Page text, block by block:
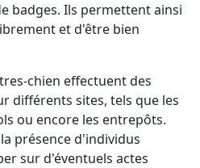
badges. Ils permettent ainsi
et d'être bien
chien effectuent des
différents sites, tels que les
ou encore les entrepôts.
présence d'individus
sur d'éventuels actes